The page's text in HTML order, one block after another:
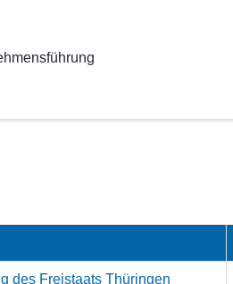
des Freistaats Thüringen